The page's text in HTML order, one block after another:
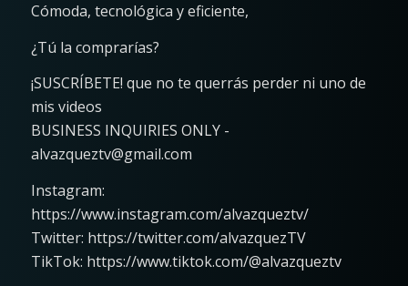
Cómoda, tecnológica y eficiente,
¿Tú la comprarías?
¡SUSCRÍBETE! que no te querrás perder ni uno de
mis videos
BUSINESS INQUIRIES ONLY -
alvazqueztv@gmail.com
Instagram:
https://www.instagram.com/alvazqueztv/
Twitter: https://twitter.com/alvazquezTV
TikTok: https://www.tiktok.com/@alvazqueztv